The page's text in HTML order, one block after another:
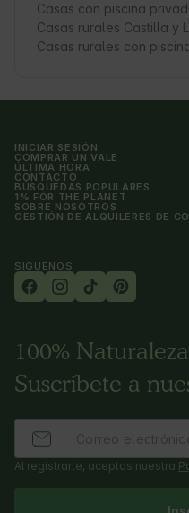
Casas con piscina
Casas rurales Castilla y
Casas rurales con
INICIAR SESIÓN
COMPRAR UN VALE
ÚLTIMA HORA
CONTACTO
BÚSQUEDAS POPULARES
1% FOR THE PLANET
SOBRE NOSOTROS
GESTIÓN DE ALQUILERES DE
SÍGUENOS
100%
Suscríbete a
Al registrarte, aceptas nuestra